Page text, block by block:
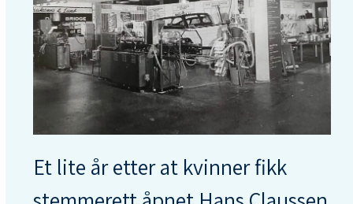
Et lite år etter at kvinner fikk